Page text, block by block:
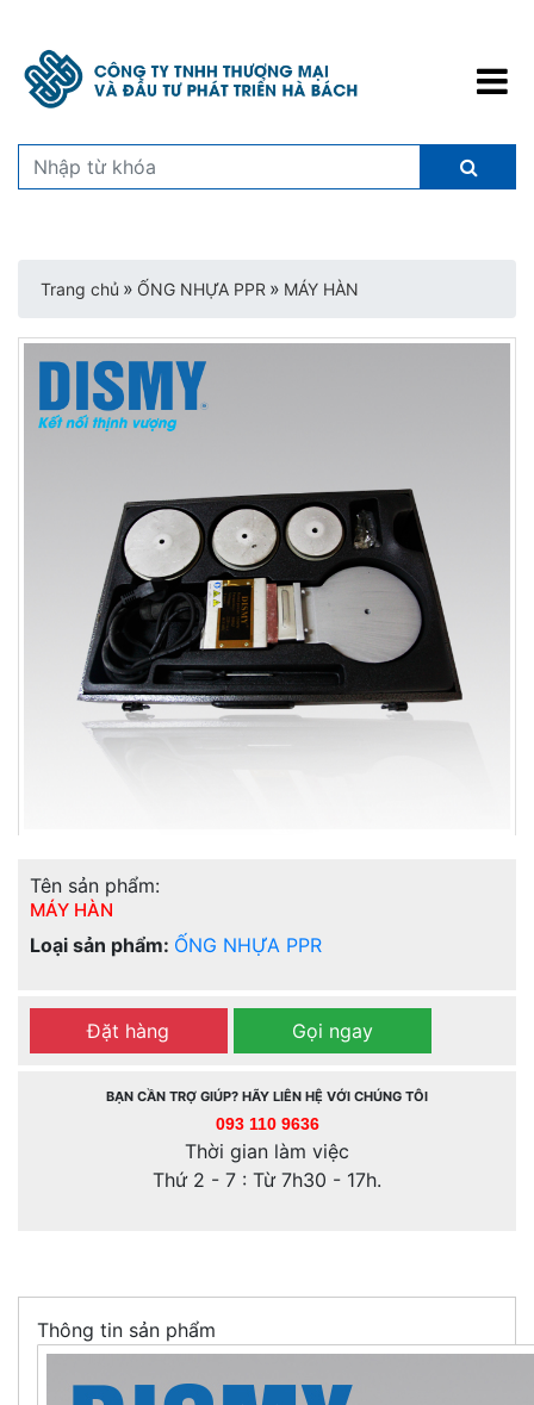
Trang chủ » ỐNG NHỰA PPR » MÁY HÀN
Tên sản phẩm:
MÁY HÀN
Loại sản phẩm: ỐNG NHỰA PPR
Đặt hàng Gọi ngay
BẠN CẦN TRỢ GIÚP? HÃY LIÊN HỆ VỚI CHÚNG TÔI
093 110 9636
Thời gian làm việc
Thứ 2 - 7 : Từ 7h30 - 17h.
Thông tin sản phẩm